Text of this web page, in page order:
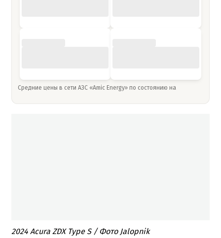
Средние цены в сети АЗС «Amic Energy» по состоянию на
2024 Acura ZDX Type S / Фото Jalopnik